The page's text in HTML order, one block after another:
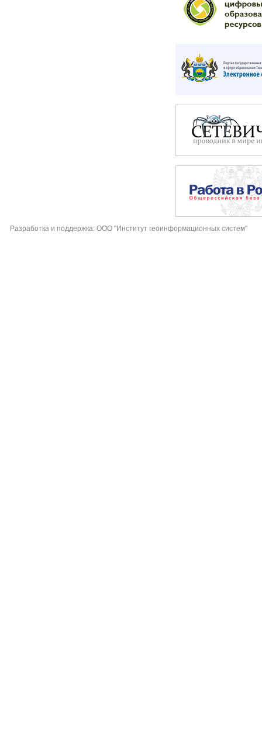
Разработка и поддержка: ООО "Институт геоинформационных систем"